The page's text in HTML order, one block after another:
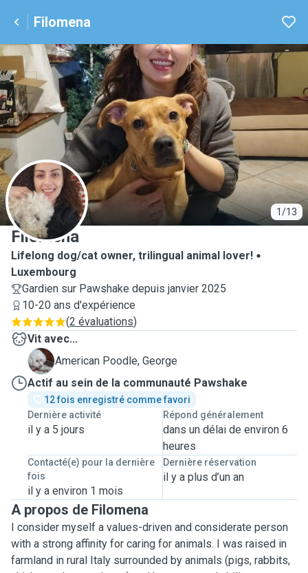
Filomena
1/13
F
Filomena
Lifelong dog/cat owner, trilingual animal lover!
Luxembourg
Gardien sur Pawshake depuis janvier 2025
10-20 ans d'expérience
(2 évaluations)
Vit avec...
G
American Poodle, George
Actif au sein de la communauté Pawshake
12 fois enregistré comme favori
Dernière activité
il y a 5 jours
Répond généralement
dans un délai de environ 6
heures
Contacté(e) pour la dernière
fois
il y a environ 1 mois
Dernière réservation
il y a plus d’un an
A propos de Filomena
I consider myself a values-driven and considerate person
with a strong affinity for caring for animals. I was raised in
farmland in rural Italy surrounded by animals (pigs, rabbits,